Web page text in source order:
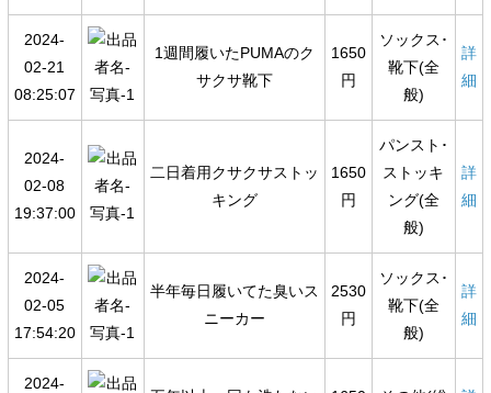
2024-
02-21
08:25:07
1週間履いたPUMAのク
サクサ靴下
1650
円
ソックス･
靴下(全
般)
詳
細
2024-
02-08
19:37:00
二日着用クサクサストッ
キング
1650
円
パンスト･
ストッキ
ング(全
般)
詳
細
2024-
02-05
17:54:20
半年毎日履いてた臭いス
ニーカー
2530
円
ソックス･
靴下(全
般)
詳
細
2024-